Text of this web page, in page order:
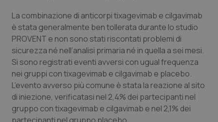
Tumore ovarico
Tumori del Polmone & Testa Collo
Tumori gastrointestinali
Ulcera & Reflusso
Vaccini
La combinazione di anticorpi tixagevimab e cilgavimab
è stata generalmente ben tollerata durante lo studio
PROVENT e non sono stati riscontati problemi di
sicurezza né nell’analisi primaria né in quella a sei mesi.
Si sono registrati eventi avversi con ugual frequenza
nei gruppi con tixagevimab e cilgavimab e placebo.
L’evento avverso più comune è stata la reazione al sito
di iniezione, verificatasi nel 2,4% dei partecipanti nel
gruppo con tixagevimab e cilgavimab e nel 2,1% dei